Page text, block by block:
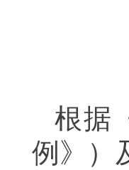
根据
例》）